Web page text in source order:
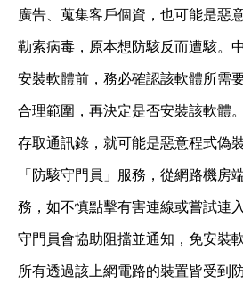
廣告、蒐集客戶個資，也可能是惡
勒索病毒，原本想防駭反而遭駭。
安裝軟體前，務必確認該軟體所需
合理範圍，再決定是否安裝該軟體
存取通訊錄，就可能是惡意程式偽
「防駭守門員」服務，從網路機房
務，如不慎點擊有害連線或嘗試連
守門員會協助阻擋並通知，免安裝
所有透過該上網電路的裝置皆受到